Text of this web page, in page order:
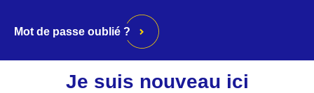
Mot de passe oublié ?
Je suis nouveau ici